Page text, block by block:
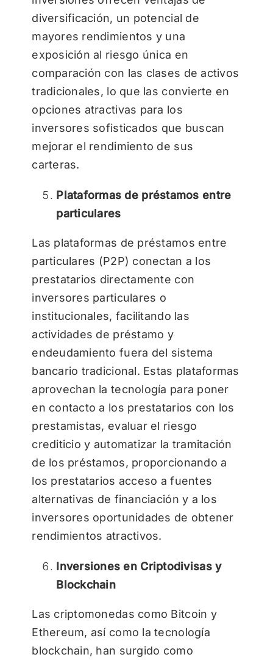
diversificación, un potencial de
mayores rendimientos y una
exposición al riesgo única en
comparación con las clases de activos
tradicionales, lo que las convierte en
opciones atractivas para los
inversores sofisticados que buscan
mejorar el rendimiento de sus
carteras.
Plataformas de préstamos entre
particulares
Las plataformas de préstamos entre
particulares (P2P) conectan a los
prestatarios directamente con
inversores particulares o
institucionales, facilitando las
actividades de préstamo y
endeudamiento fuera del sistema
bancario tradicional. Estas plataformas
aprovechan la tecnología para poner
en contacto a los prestatarios con los
prestamistas, evaluar el riesgo
crediticio y automatizar la tramitación
de los préstamos, proporcionando a
los prestatarios acceso a fuentes
alternativas de financiación y a los
inversores oportunidades de obtener
rendimientos atractivos.
Inversiones en Criptodivisas y
Blockchain
Las criptomonedas como Bitcoin y
Ethereum, así como la tecnología
blockchain, han surgido como